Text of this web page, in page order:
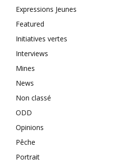
Expressions Jeunes
Featured
Initiatives vertes
Interviews
Mines
News
Non classé
ODD
Opinions
Pêche
Portrait